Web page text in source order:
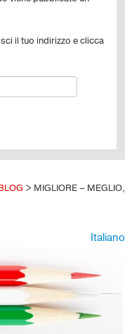
il tuo indirizzo e clicca
> MIGLIORE – MEGLIO,
Italiano